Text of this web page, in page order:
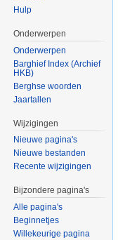
Hulp
Onderwerpen
Onderwerpen
Barghief Index (Archief
HKB)
Berghse woorden
Jaartallen
Wijzigingen
Nieuwe pagina's
Nieuwe bestanden
Recente wijzigingen
Bijzondere pagina's
Alle pagina's
Beginnetjes
Willekeurige pagina